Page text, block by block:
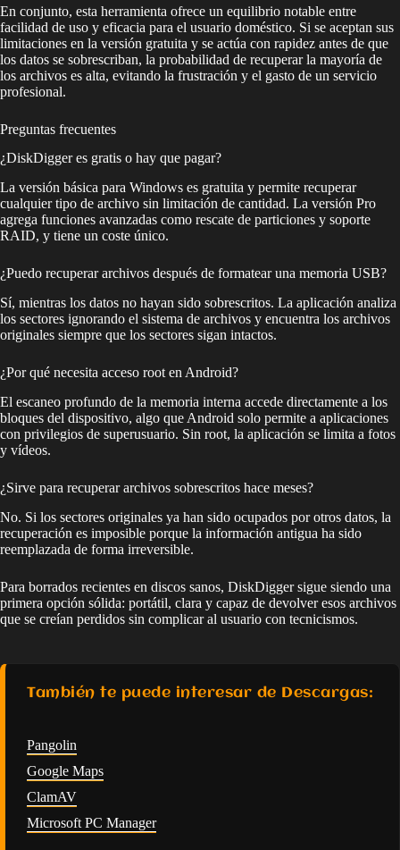
En conjunto, esta herramienta ofrece un equilibrio notable entre
facilidad de uso y eficacia para el usuario doméstico. Si se aceptan sus
limitaciones en la versión gratuita y se actúa con rapidez antes de que
los datos se sobrescriban, la probabilidad de recuperar la mayoría de
los archivos es alta, evitando la frustración y el gasto de un servicio
profesional.
Preguntas frecuentes
¿DiskDigger es gratis o hay que pagar?
La versión básica para Windows es gratuita y permite recuperar
cualquier tipo de archivo sin limitación de cantidad. La versión Pro
agrega funciones avanzadas como rescate de particiones y soporte
RAID, y tiene un coste único.
¿Puedo recuperar archivos después de formatear una memoria USB?
Sí, mientras los datos no hayan sido sobrescritos. La aplicación analiza
los sectores ignorando el sistema de archivos y encuentra los archivos
originales siempre que los sectores sigan intactos.
¿Por qué necesita acceso root en Android?
El escaneo profundo de la memoria interna accede directamente a los
bloques del dispositivo, algo que Android solo permite a aplicaciones
con privilegios de superusuario. Sin root, la aplicación se limita a fotos
y vídeos.
¿Sirve para recuperar archivos sobrescritos hace meses?
No. Si los sectores originales ya han sido ocupados por otros datos, la
recuperación es imposible porque la información antigua ha sido
reemplazada de forma irreversible.
Para borrados recientes en discos sanos, DiskDigger sigue siendo una
primera opción sólida: portátil, clara y capaz de devolver esos archivos
que se creían perdidos sin complicar al usuario con tecnicismos.
También te puede interesar de Descargas:
Pangolin
Google Maps
ClamAV
Microsoft PC Manager